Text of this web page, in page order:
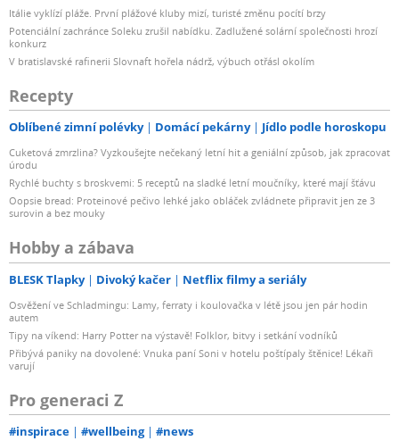
Itálie vyklízí pláže. První plážové kluby mizí, turisté změnu pocítí brzy
Potenciální zachránce Soleku zrušil nabídku. Zadlužené solární společnosti hrozí
konkurz
V bratislavské rafinerii Slovnaft hořela nádrž, výbuch otřásl okolím
Recepty
Oblíbené zimní polévky Domácí pekárny Jídlo podle horoskopu
Cuketová zmrzlina? Vyzkoušejte nečekaný letní hit a geniální způsob, jak zpracovat
úrodu
Rychlé buchty s broskvemi: 5 receptů na sladké letní moučníky, které mají šťávu
Oopsie bread: Proteinové pečivo lehké jako obláček zvládnete připravit jen ze 3
surovin a bez mouky
Hobby a zábava
BLESK Tlapky Divoký kačer Netflix filmy a seriály
Osvěžení ve Schladmingu: Lamy, ferraty i koulovačka v létě jsou jen pár hodin
autem
Tipy na víkend: Harry Potter na výstavě! Folklor, bitvy i setkání vodníků
Přibývá paniky na dovolené: Vnuka paní Soni v hotelu poštípaly štěnice! Lékaři
varují
Pro generaci Z
#inspirace #wellbeing #news